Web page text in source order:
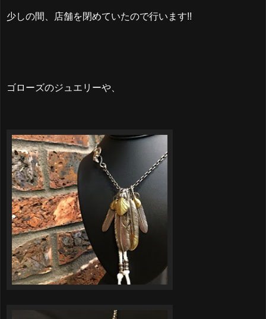
少しの間、店舗を閉めていたので行います!!
ゴローズのジュエリーや、